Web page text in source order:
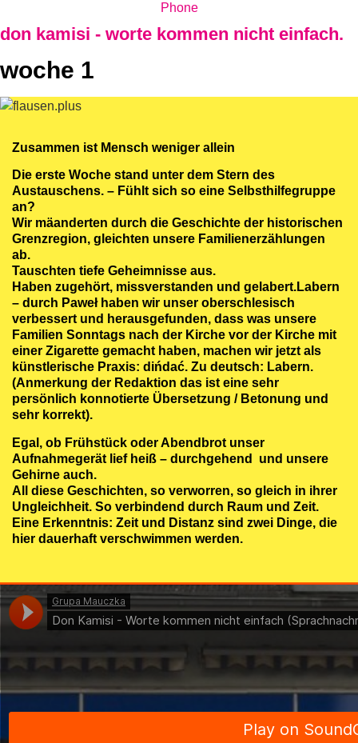
Phone
don kamisi - worte kommen nicht einfach.
woche 1
Zusammen ist Mensch weniger allein
Die erste Woche stand unter dem Stern des
Austauschens. – Fühlt sich so eine Selbsthilfegruppe
an?
Wir mäanderten durch die Geschichte der historischen
Grenzregion, gleichten unsere Familienerzählungen
ab.
Tauschten tiefe Geheimnisse aus.
Haben zugehört, missverstanden und gelabert.Labern
– durch Paweł haben wir unser oberschlesisch
verbessert und herausgefunden, dass was unsere
Familien Sonntags nach der Kirche vor der Kirche mit
einer Zigarette gemacht haben, machen wir jetzt als
künstlerische Praxis: dińdać. Zu deutsch: Labern.
(Anmerkung der Redaktion das ist eine sehr
persönlich konnotierte Übersetzung / Betonung und
sehr korrekt).
Egal, ob Frühstück oder Abendbrot unser
Aufnahmegerät lief heiß – durchgehend und unsere
Gehirne auch.
All diese Geschichten, so verworren, so gleich in ihrer
Ungleichheit. So verbindend durch Raum und Zeit.
Eine Erkenntnis: Zeit und Distanz sind zwei Dinge, die
hier dauerhaft verschwimmen werden.